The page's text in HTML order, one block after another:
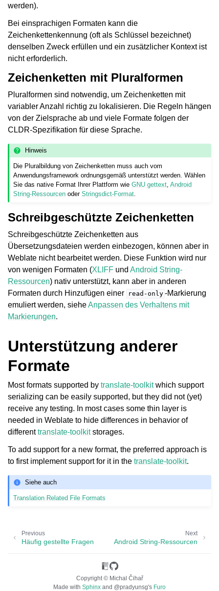
werden).
Bei einsprachigen Formaten kann die
Zeichenkettenkennung (oft als Schlüssel bezeichnet)
denselben Zweck erfüllen und ein zusätzlicher Kontext ist
nicht erforderlich.
Zeichenketten mit Pluralformen
Pluralformen sind notwendig, um Zeichenketten mit
variabler Anzahl richtig zu lokalisieren. Die Regeln hängen
von der Zielsprache ab und viele Formate folgen der
CLDR-Spezifikation für diese Sprache.
Hinweis
Die Pluralbildung von Zeichenketten muss auch vom
Anwendungsframework ordnungsgemäß unterstützt werden. Wählen
Sie das native Format Ihrer Plattform wieGNU gettext,Android
String-Ressourcen oderStringsdict-Format.
Schreibgeschützte Zeichenketten
Schreibgeschützte Zeichenketten aus
Übersetzungsdateien werden einbezogen, können aber in
Weblate nicht bearbeitet werden. Diese Funktion wird nur
von wenigen Formaten (XLIFF und Android String-
Ressourcen) nativ unterstützt, kann aber in anderen
Formaten durch Hinzufügen einer
read-only -Markierung
emuliert werden, sieheAnpassen des Verhaltens mit
Markierungen.
Unterstützung anderer
Formate
Most formats supported by translate-toolkitwhich support
serializing can be easily supported, but they did not (yet)
receive any testing. In most cases some thin layer is
needed in Weblate to hide differences in behavior of
differenttranslate-toolkitstorages.
To add support for a new format, the preferred approach is
to first implement support for it in the translate-toolkit.
Siehe auch
Translation Related File Formats
Next
Android String-Ressourcen
Previous
Häufig gestellte Fragen
Copyright © Michal Čihař
Made with Sphinx and @pradyunsg's Furo